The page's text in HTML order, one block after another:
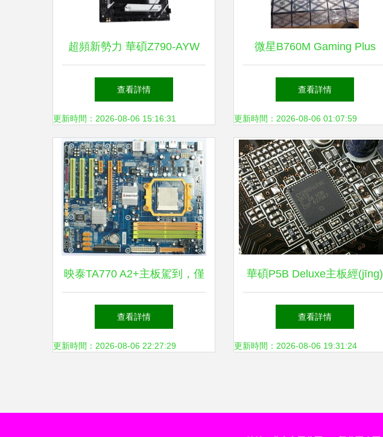
超頻新勢力 華碩Z790-AYW
OC WIFI主板首發(fā)評測
查看詳情
更新時間：2026-08-06 15:16:31
微星B760M Gaming Plus
WiFi主板 游戲玩家的高性價
比之選
查看詳情
更新時間：2026-08-06 01:07:59
映泰TA770 A2+主板駕到，僅
售699元性價比之選
查看詳情
更新時間：2026-08-06 22:27:29
華碩P5B Deluxe主板經(jīng)
典回顧 重溫IT168主板圖片大
全中的24張珍貴素材
查看詳情
更新時間：2026-08-06 19:31:24